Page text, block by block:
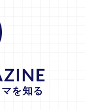
を知る